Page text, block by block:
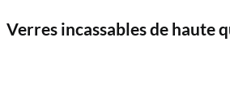
Verres incassables de haute